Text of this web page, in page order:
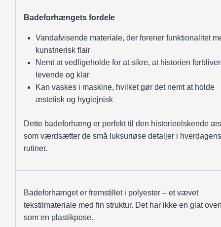
Badeforhængets fordele
Vandafvisende materiale, der forener funktionalitet
kunstnerisk flair
Nemt at vedligeholde for at sikre, at historien forbliver
levende og klar
Kan vaskes i maskine, hvilket gør det nemt at holde
æstetisk og hygiejnisk
Dette badeforhæng er perfekt til den historieelskende
som værdsætter de små luksuriøse detaljer i hverdagens
rutiner.
Badeforhænget er fremstillet i polyester – et vævet
tekstilmateriale med fin struktur. Det har ikke en glat
som en plastikpose.